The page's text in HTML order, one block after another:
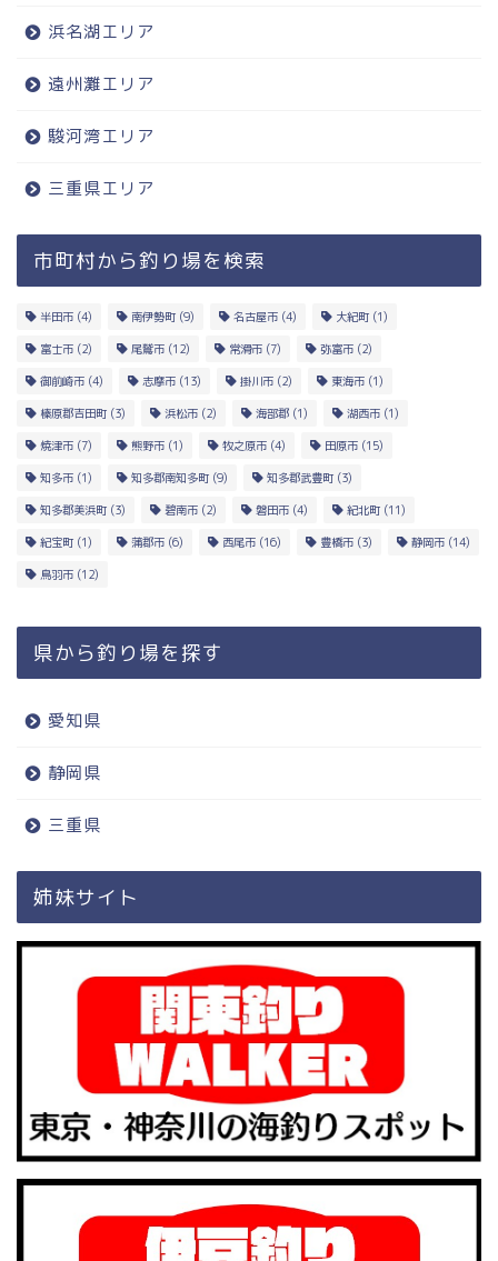
浜名湖エリア
遠州灘エリア
駿河湾エリア
三重県エリア
市町村から釣り場を検索
半田市 (4) 南伊勢町 (9) 名古屋市 (4) 大紀町 (1)
富士市 (2) 尾鷲市 (12) 常滑市 (7) 弥富市 (2)
御前崎市 (4) 志摩市 (13) 掛川市 (2) 東海市 (1)
榛原郡吉田町 (3) 浜松市 (2) 海部郡 (1) 湖西市 (1)
焼津市 (7) 熊野市 (1) 牧之原市 (4) 田原市 (15)
知多市 (1) 知多郡南知多町 (9) 知多郡武豊町 (3)
知多郡美浜町 (3) 碧南市 (2) 磐田市 (4) 紀北町 (11)
紀宝町 (1) 蒲郡市 (6) 西尾市 (16) 豊橋市 (3) 静岡市 (14)
鳥羽市 (12)
県から釣り場を探す
愛知県
静岡県
三重県
姉妹サイト